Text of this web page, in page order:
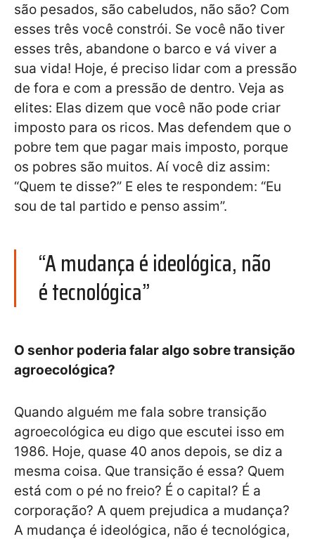
são pesados, são cabeludos, não são? Com
esses três você constrói. Se você não tiver
esses três, abandone o barco e vá viver a
sua vida! Hoje, é preciso lidar com a pressão
de fora e com a pressão de dentro. Veja as
elites: Elas dizem que você não pode criar
imposto para os ricos. Mas defendem que o
pobre tem que pagar mais imposto, porque
os pobres são muitos. Aí você diz assim:
“Quem te disse?” E eles te respondem: “Eu
sou de tal partido e penso assim”.
“A mudança é ideológica, não
é tecnológica”
O senhor poderia falar algo sobre transição
agroecológica?
Quando alguém me fala sobre transição
agroecológica eu digo que escutei isso em
1986. Hoje, quase 40 anos depois, se diz a
mesma coisa. Que transição é essa? Quem
está com o pé no freio? É o capital? É a
corporação? A quem prejudica a mudança?
A mudança é ideológica, não é tecnológica,